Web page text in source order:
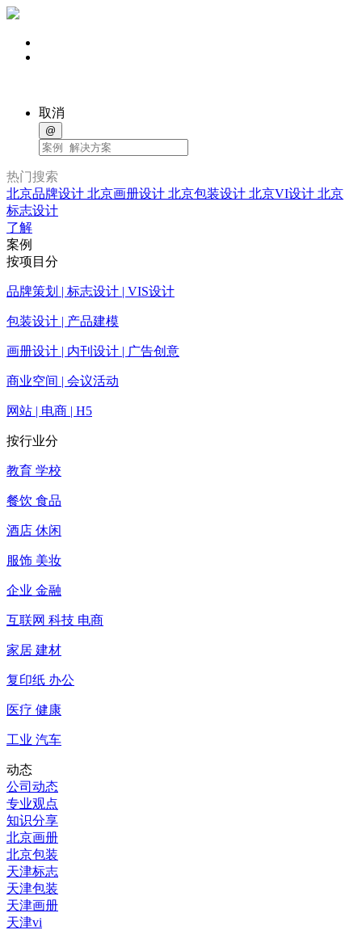
取消
@
热门搜索
北京品牌设计 北京画册设计 北京包装设计 北京VI设计 北京
标志设计
了解
案例
按项目分
品牌策划 | 标志设计 | VIS设计
包装设计 | 产品建模
画册设计 | 内刊设计 | 广告创意
商业空间 | 会议活动
网站 | 电商 | H5
按行业分
教育 学校
餐饮 食品
酒店 休闲
服饰 美妆
企业 金融
互联网 科技 电商
家居 建材
复印纸 办公
医疗 健康
工业 汽车
动态
公司动态
专业观点
知识分享
北京画册
北京包装
天津标志
天津包装
天津画册
天津vi